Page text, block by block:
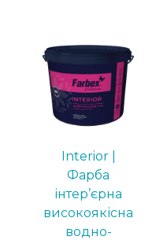
Interior |
Фарба
інтер’єрна
високоякісна
водно-